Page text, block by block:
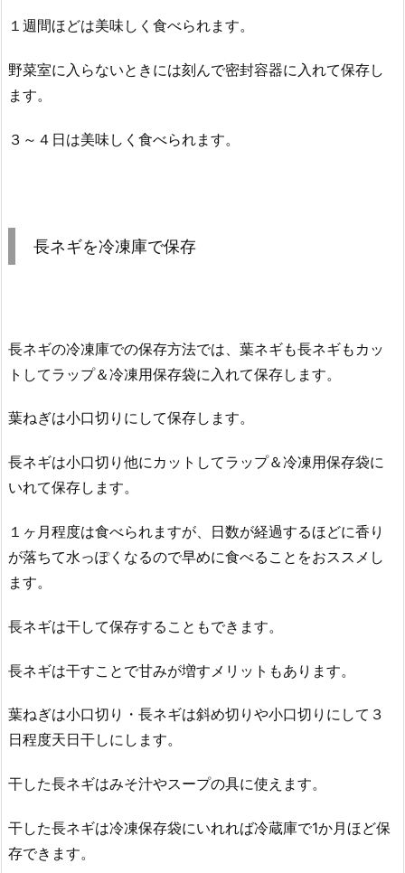
１週間ほどは美味しく食べられます。
野菜室に入らないときには刻んで密封容器に入れて保存し
ます。
３～４日は美味しく食べられます。
長ネギを冷凍庫で保存
長ネギの冷凍庫での保存方法では、葉ネギも長ネギもカッ
トしてラップ＆冷凍用保存袋に入れて保存します。
葉ねぎは小口切りにして保存します。
長ネギは小口切り他にカットしてラップ＆冷凍用保存袋に
いれて保存します。
１ヶ月程度は食べられますが、日数が経過するほどに香り
が落ちて水っぽくなるので早めに食べることをおススメし
ます。
長ネギは干して保存することもできます。
長ネギは干すことで甘みが増すメリットもあります。
葉ねぎは小口切り・長ネギは斜め切りや小口切りにして３
日程度天日干しにします。
干した長ネギはみそ汁やスープの具に使えます。
干した長ネギは冷凍保存袋にいれれば冷蔵庫で1か月ほど保
存できます。